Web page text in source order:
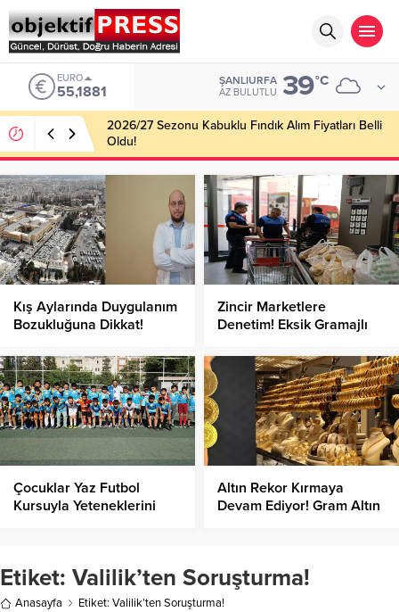
EURO
55,1881
ŞANLIURFA
AZ BULUTLU 39°C
2026/27 Sezonu Kabuklu Fındık Alım Fiyatları Belli
Oldu!
Kış Aylarında Duygulanım
Bozukluğuna Dikkat!
Zincir Marketlere
Denetim! Eksik Gramajlı
Çocuklar Yaz Futbol
Kursuyla Yeteneklerini
Altın Rekor Kırmaya
Devam Ediyor! Gram Altın
Etiket: Valilik’ten Soruşturma!
Anasayfa Etiket: Valilik’ten Soruşturma!